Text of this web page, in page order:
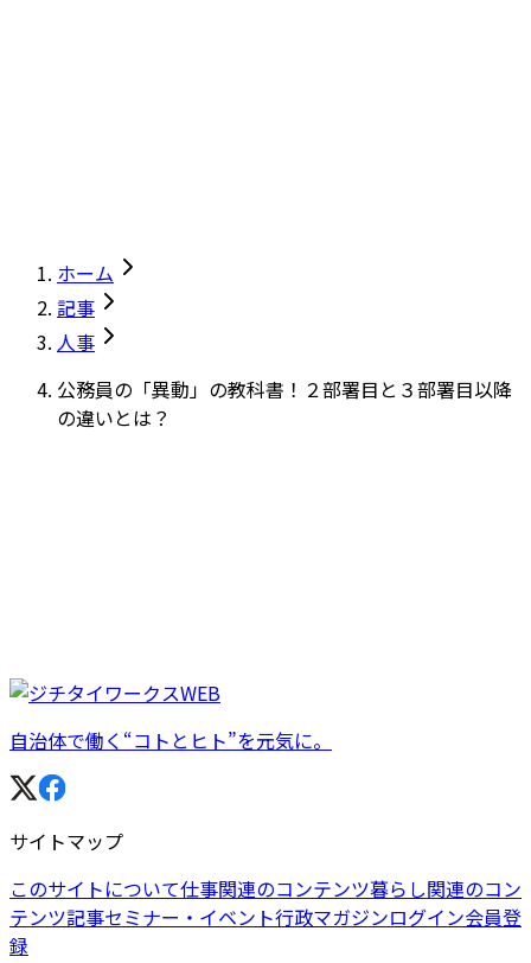
ホーム
記事
人事
公務員の「異動」の教科書！２部署目と３部署目以降
の違いとは？
自治体で働く“コトとヒト”を元気に。
サイトマップ
このサイトについて仕事関連のコンテンツ暮らし関連のコン
テンツ記事セミナー・イベント行政マガジンログイン会員登
録